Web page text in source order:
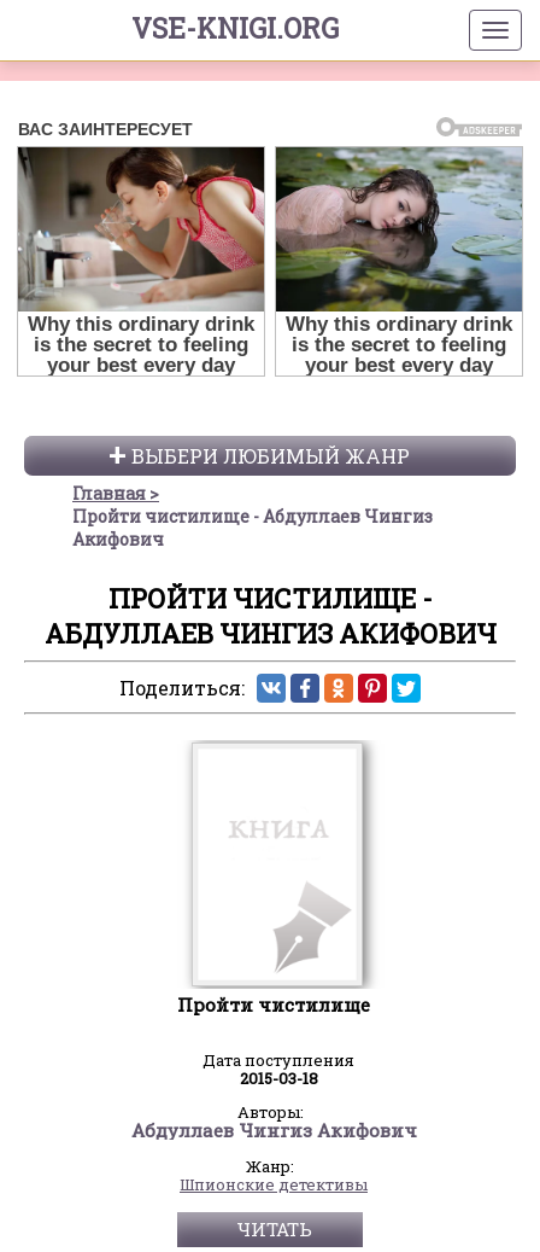
VSE-KNIGI.ORG
ВЫБЕРИ ЛЮБИМЫЙ ЖАНР
Главная
Пройти чистилище - Абдуллаев Чингиз
Акифович
ПРОЙТИ ЧИСТИЛИЩЕ -
АБДУЛЛАЕВ ЧИНГИЗ АКИФОВИЧ
Поделиться:
Пройти чистилище
Дата поступления
2015-03-18
Авторы:
Абдуллаев Чингиз Акифович
Жанр:
Шпионские детективы
ЧИТАТЬ